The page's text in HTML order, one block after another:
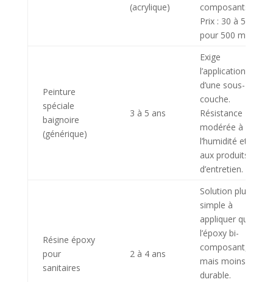
(acrylique)
composants.
Prix : 30 à 50€
pour 500 ml.
Peinture
spéciale
baignoire
(générique)
3 à 5 ans
Exige
l’application
d’une sous-
couche.
Résistance
modérée à
l’humidité et
aux produits
d’entretien.
Résine époxy
pour
sanitaires
2 à 4 ans
Solution plus
simple à
appliquer que
l’époxy bi-
composant,
mais moins
durable.